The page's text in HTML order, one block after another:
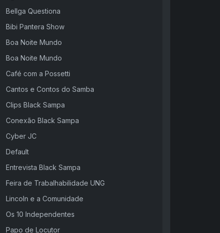
Bellga Questiona
Bibi Pantera Show
Boa Noite Mundo
Boa Noite Mundo
Café com a Possetti
Cantos e Contos do Samba
Clips Black Sampa
Conexão Black Sampa
Cyber JC
Default
Entrevista Black Sampa
Feira de Trabalhabilidade UNG
Lincoln e a Comunidade
Os 10 Independentes
Papo de Locutor